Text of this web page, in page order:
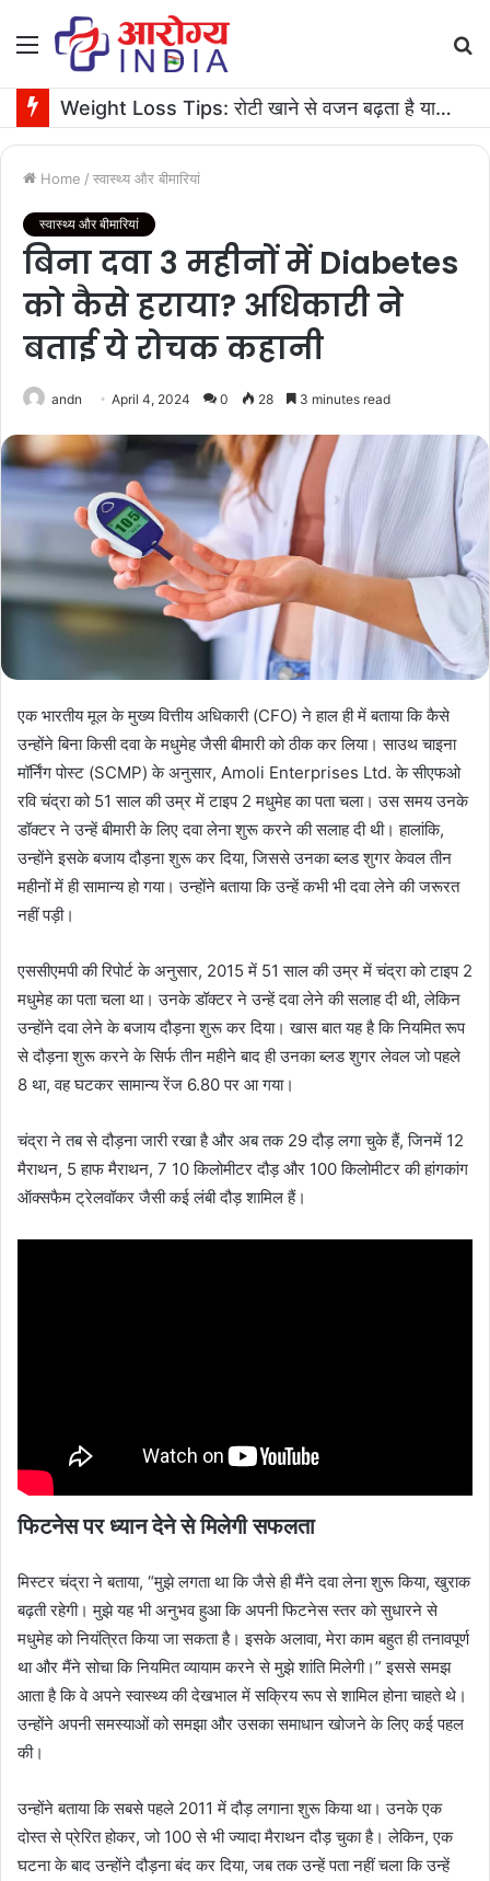
Menu
Healthy Pregnancy: डिलीवरी के बाद रिकवरी और ब्रेस्ट मिल्क बढ़ाने में मदद करे सकते हैं ये सुपरफूड्स
Home / स्वास्थ्य और बीमारियां
स्वास्थ्य और बीमारियां
बिना दवा 3 महीनों में Diabetes
को कैसे हराया? अधिकारी ने
बताई ये रोचक कहानी
andn April 4, 2024 0 28 3 minutes read
एक भारतीय मूल के मुख्य वित्तीय अधिकारी (CFO) ने हाल ही में बताया कि कैसे
उन्होंने बिना किसी दवा के मधुमेह जैसी बीमारी को ठीक कर लिया। साउथ चाइना
मॉर्निंग पोस्ट (SCMP) के अनुसार, Amoli Enterprises Ltd. के सीएफओ
रवि चंद्रा को 51 साल की उम्र में टाइप 2 मधुमेह का पता चला। उस समय उनके
डॉक्टर ने उन्हें बीमारी के लिए दवा लेना शुरू करने की सलाह दी थी। हालांकि,
उन्होंने इसके बजाय दौड़ना शुरू कर दिया, जिससे उनका ब्लड शुगर केवल तीन
महीनों में ही सामान्य हो गया। उन्होंने बताया कि उन्हें कभी भी दवा लेने की जरूरत
नहीं पड़ी।
एससीएमपी की रिपोर्ट के अनुसार, 2015 में 51 साल की उम्र में चंद्रा को टाइप 2
मधुमेह का पता चला था। उनके डॉक्टर ने उन्हें दवा लेने की सलाह दी थी, लेकिन
उन्होंने दवा लेने के बजाय दौड़ना शुरू कर दिया। खास बात यह है कि नियमित रूप
से दौड़ना शुरू करने के सिर्फ तीन महीने बाद ही उनका ब्लड शुगर लेवल जो पहले
8 था, वह घटकर सामान्य रेंज 6.80 पर आ गया।
चंद्रा ने तब से दौड़ना जारी रखा है और अब तक 29 दौड़ लगा चुके हैं, जिनमें 12
मैराथन, 5 हाफ मैराथन, 7 10 किलोमीटर दौड़ और 100 किलोमीटर की हांगकांग
ऑक्सफैम ट्रेलवॉकर जैसी कई लंबी दौड़ शामिल हैं।
फिटनेस पर ध्यान देने से मिलेगी सफलता
मिस्टर चंद्रा ने बताया, “मुझे लगता था कि जैसे ही मैंने दवा लेना शुरू किया, खुराक
बढ़ती रहेगी। मुझे यह भी अनुभव हुआ कि अपनी फिटनेस स्तर को सुधारने से
मधुमेह को नियंत्रित किया जा सकता है। इसके अलावा, मेरा काम बहुत ही तनावपूर्ण
था और मैंने सोचा कि नियमित व्यायाम करने से मुझे शांति मिलेगी।” इससे समझ
आता है कि वे अपने स्वास्थ्य की देखभाल में सक्रिय रूप से शामिल होना चाहते थे।
उन्होंने अपनी समस्याओं को समझा और उसका समाधान खोजने के लिए कई पहल
की।
उन्होंने बताया कि सबसे पहले 2011 में दौड़ लगाना शुरू किया था। उनके एक
दोस्त से प्रेरित होकर, जो 100 से भी ज्यादा मैराथन दौड़ चुका है। लेकिन, एक
घटना के बाद उन्होंने दौड़ना बंद कर दिया, जब तक उन्हें पता नहीं चला कि उन्हें